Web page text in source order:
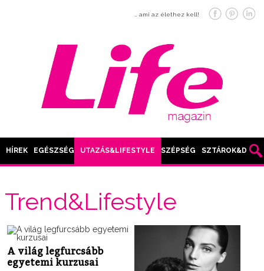
… ami az élethez kell!
HÍREK EGÉSZSÉG UTAZÁS&LIFESTYLE SZÉPSÉG SZTÁROK&DIVAT
Trend&Lifestyle
A világ legfurcsább
egyetemi kurzusai